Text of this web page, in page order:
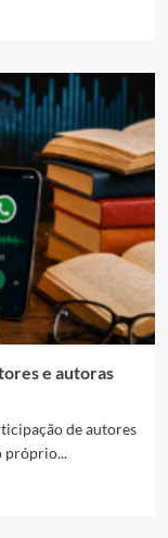
e autoras
de autores
próprio...